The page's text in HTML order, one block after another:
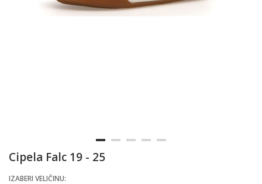
Cipela Falc 19 - 25
IZABERI VELIČINU: